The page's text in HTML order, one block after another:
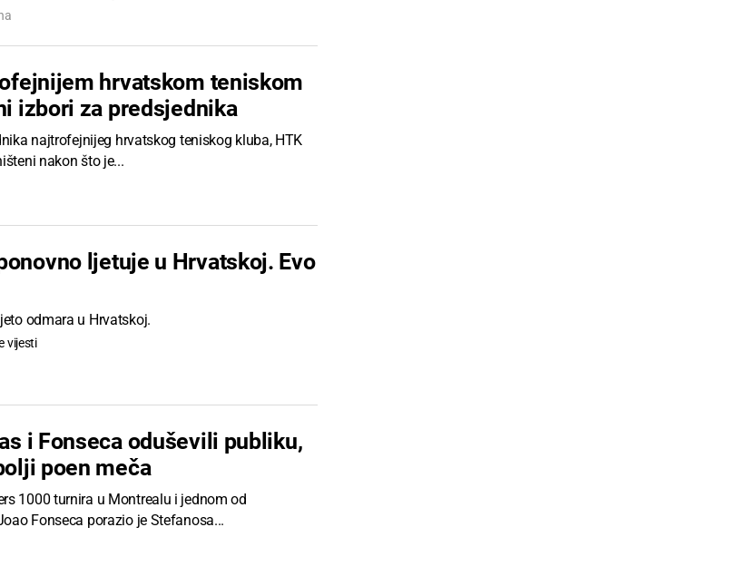
hrvatskom teniskom
izbori za predsjednika
najtrofejnijeg hrvatskog teniskog kluba, HTK
nakon što je...
ljetuje u Hrvatskoj. Evo
odmara u Hrvatskoj.
vijesti
i Fonseca oduševili publiku,
poen meča
1000 turnira u Montrealu i jednom od
Fonseca porazio je Stefanosa...